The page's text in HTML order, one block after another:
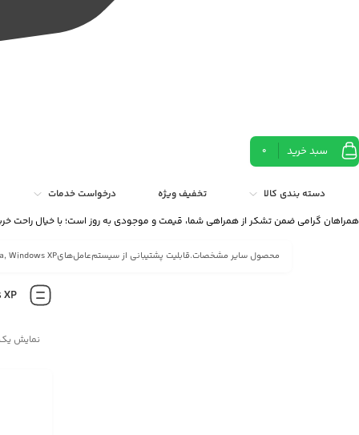
سبد خرید 0
دسته بندی کالا تخفیف ویژه درخواست خدمات
همراهان گرامی ضمن تشکر از همراهی شما، قیمت و موجودی به روز است؛ با خیال راحت
محصول سایر مشخصات.قابلیت پشتیبانی از سیستم‌عامل‌هایWindows 8, Windows 7, Windows Vista, Windows XP
نمایش